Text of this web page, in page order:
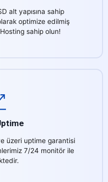
alt yapısına sahip
optimize edilmiş
sahip olun!
üzeri uptime garantisi
7/24 monitör ile